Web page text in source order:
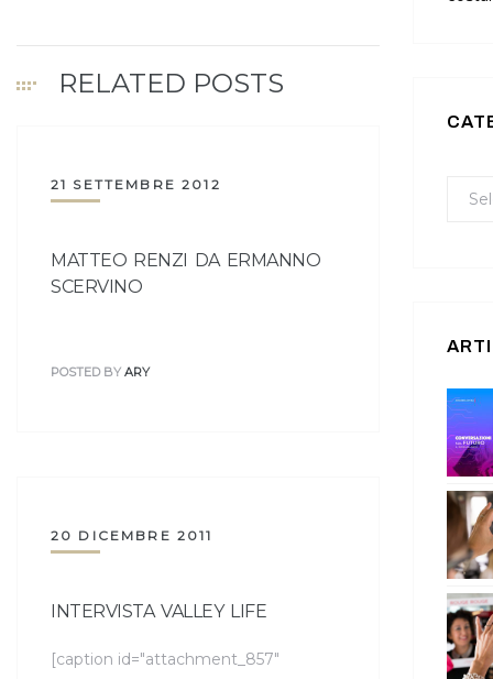
RELATED POSTS
21 SETTEMBRE 2012
MATTEO RENZI DA ERMANNO
SCERVINO
POSTED BY ARY
20 DICEMBRE 2011
INTERVISTA VALLEY LIFE
[caption id="attachment_857"